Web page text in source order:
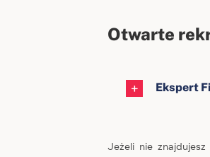
Otwarte
Ekspert
Jeżeli nie